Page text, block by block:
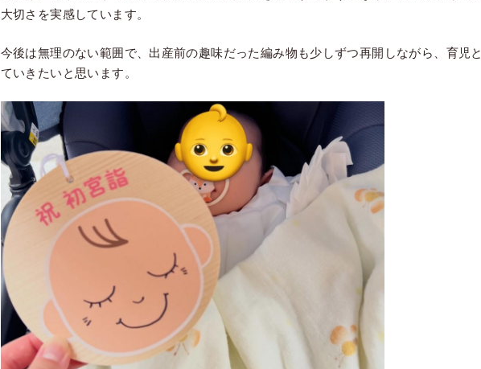
大切さを実感しています。
今後は無理のない範囲で、出産前の趣味だった編み物も少しずつ再開しながら、育児
ていきたいと思います。